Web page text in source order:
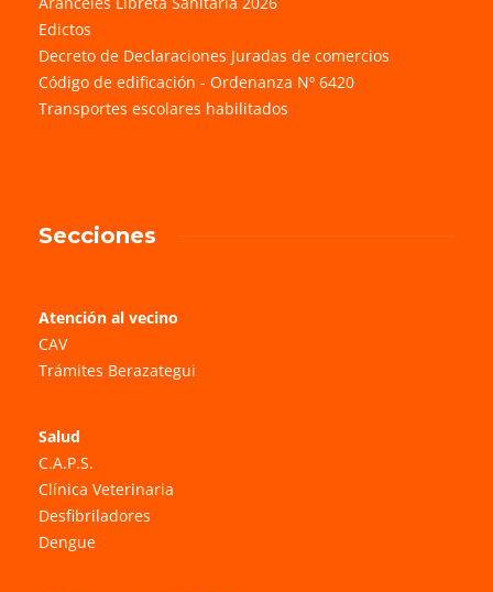
Edictos
Decreto de Declaraciones Juradas de comercios
Código de edificación - Ordenanza Nº 6420
Transportes escolares habilitados
Secciones
Atención al vecino
CAV
Trámites Berazategui
Salud
C.A.P.S.
Clínica Veterinaria
Desfibriladores
Dengue